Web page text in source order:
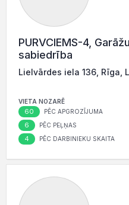
PURVCIEMS-4,
sabiedrība
Lielvārdes iela 136, Rīga,
VIETA NOZARĒ
60 PĒC APGROZĪJUMA
6 PĒC PEĻŅAS
4 PĒC DARBINIEKU SKAITA